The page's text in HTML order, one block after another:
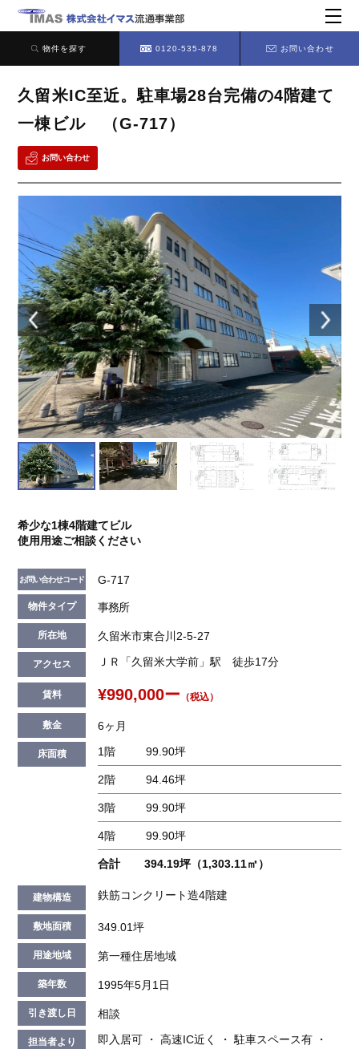
物件を探す 0120-535-878 お問い合わせ
久留米IC至近。駐車場28台完備の4階建て
一棟ビル （G-717）
お問い合わせ
希少な1棟4階建てビル
使用用途ご相談ください
お問い合わせコード G-717
物件タイプ 事務所
所在地 久留米市東合川2-5-27
アクセス ＪＲ「久留米大学前」駅 徒歩17分
賃料 ¥990,000ー （税込）
敷金 6ヶ月
床面積 1階 99.90坪
2階 94.46坪
3階 99.90坪
4階 99.90坪
合計 394.19坪（1,303.11㎡）
建物構造 鉄筋コンクリート造4階建
敷地面積 349.01坪
用途地域 第一種住居地域
築年数 1995年5月1日
引き渡し日 相談
担当者より
即入居可 ・ 高速IC近く ・ 駐車スペース有 ・